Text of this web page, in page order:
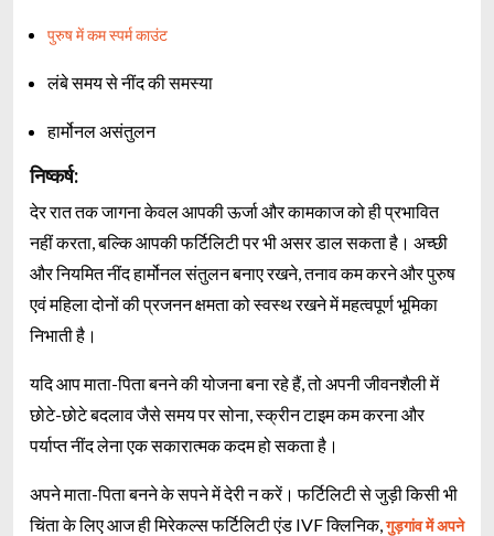
पुरुष में कम स्पर्म काउंट
लंबे समय से नींद की समस्या
हार्मोनल असंतुलन
निष्कर्ष:
देर रात तक जागना केवल आपकी ऊर्जा और कामकाज को ही प्रभावित
नहीं करता, बल्कि आपकी फर्टिलिटी पर भी असर डाल सकता है। अच्छी
और नियमित नींद हार्मोनल संतुलन बनाए रखने, तनाव कम करने और पुरुष
एवं महिला दोनों की प्रजनन क्षमता को स्वस्थ रखने में महत्वपूर्ण भूमिका
निभाती है।
यदि आप माता-पिता बनने की योजना बना रहे हैं, तो अपनी जीवनशैली में
छोटे-छोटे बदलाव जैसे समय पर सोना, स्क्रीन टाइम कम करना और
पर्याप्त नींद लेना एक सकारात्मक कदम हो सकता है।
अपने माता-पिता बनने के सपने में देरी न करें। फर्टिलिटी से जुड़ी किसी भी
चिंता के लिए आज ही मिरेकल्स फर्टिलिटी एंड IVF क्लिनिक,गुड़गांव में अपने